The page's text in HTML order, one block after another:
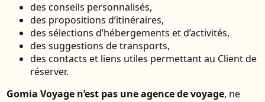
des conseils personnalisés,
des propositions d’itinéraires,
des sélections d’hébergements et d’activités,
des suggestions de transports,
des contacts et liens utiles permettant au Client de
réserver.
Gomia Voyage n’est pas une agence de voyage, ne